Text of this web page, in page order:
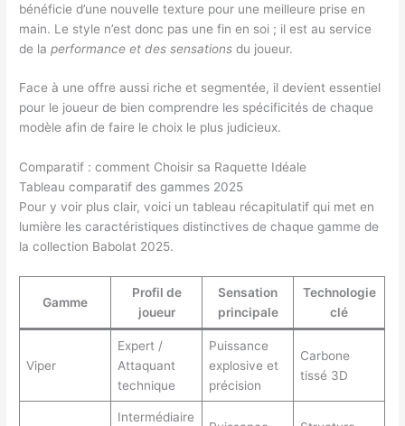
bénéficie d’une nouvelle texture pour une meilleure prise en
main. Le style n’est donc pas une fin en soi ; il est au service
de laperformance et des sensations du joueur.
Face à une offre aussi riche et segmentée, il devient essentiel
pour le joueur de bien comprendre les spécificités de chaque
modèle afin de faire le choix le plus judicieux.
Comparatif : comment Choisir sa Raquette Idéale
Tableau comparatif des gammes 2025
Pour y voir plus clair, voici un tableau récapitulatif qui met en
lumière les caractéristiques distinctives de chaque gamme de
la collection Babolat 2025.
Gamme
Profil de
joueur
Sensation
principale
Technologie
clé
Viper
Expert /
Attaquant
technique
Puissance
explosive et
précision
Carbone
tissé 3D
Intermédiaire